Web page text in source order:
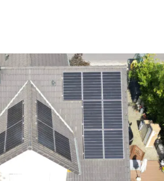
mit PV-System
und Wärmepumpe